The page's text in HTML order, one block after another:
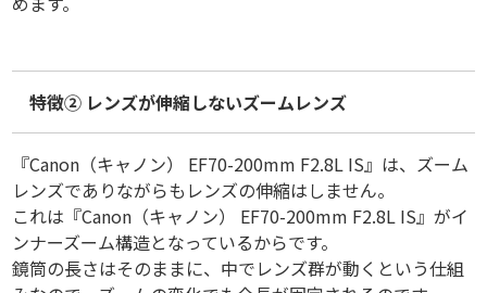
特徴② レンズが伸縮しないズームレンズ
『Canon（キャノン） EF70-200mm F2.8L IS』は、ズーム
レンズでありながらもレンズの伸縮はしません。
これは『Canon（キャノン） EF70-200mm F2.8L IS』がイ
ンナーズーム構造となっているからです。
鏡筒の長さはそのままに、中でレンズ群が動くという仕組